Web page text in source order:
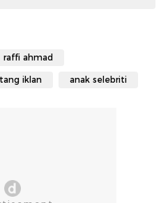
raffi ahmad
iklan anak selebriti